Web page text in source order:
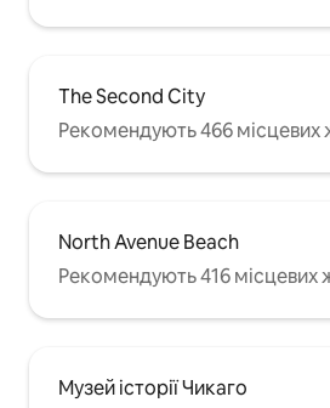
The Second City
Рекомендують 466 місцевих
North Avenue Beach
Рекомендують 416 місцевих
Музей історії Чикаго